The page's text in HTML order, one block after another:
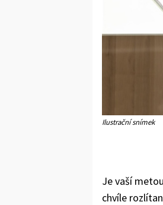
Ilustrační snímek
Je vaší
chvíle